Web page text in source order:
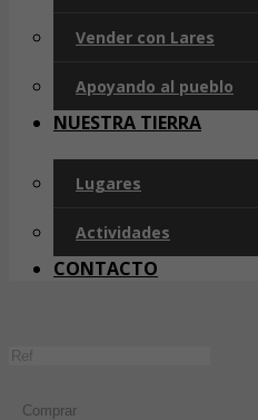
Vender con Lares
Apoyando al pueblo
NUESTRA TIERRA
Lugares
Actividades
CONTACTO
Comprar